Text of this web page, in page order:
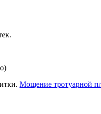
Мощение тротуарной